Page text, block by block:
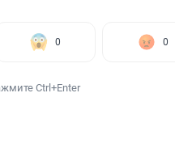
0 0
Ctrl+Enter